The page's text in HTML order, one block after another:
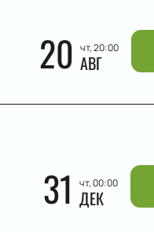
20 чт, 20:00
АВГ
31 чт, 00:00
ДЕК